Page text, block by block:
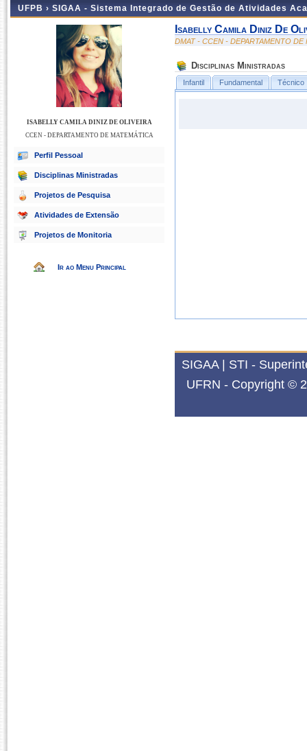
UFPB › SIGAA - Sistema Integrado de Gestão de Atividades
ISABELLY CAMILA DINIZ DE OLIVEIRA
CCEN - DEPARTAMENTO DE MATEMÁTICA
Perfil Pessoal
Disciplinas Ministradas
Projetos de Pesquisa
Atividades de Extensão
Projetos de Monitoria
Ir ao Menu Principal
Isabelly Camila Diniz De
DMAT - CCEN - DEPARTAMENTO DE
Disciplinas Ministradas
Infantil Fundamental Técnico
SIGAA | STI -
UFRN - Copyright ©